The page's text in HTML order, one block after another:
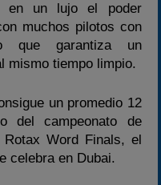
en un lujo el poder
muchos pilotos con
que garantiza un
mismo tiempo limpio.
un promedio 12
del campeonato de
Word Finals, el
celebra en Dubai.